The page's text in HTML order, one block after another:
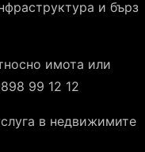
и бърз
имота или
99 12 12
в недвижимите